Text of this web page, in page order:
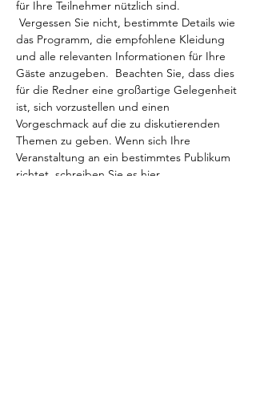
für Ihre Teilnehmer nützlich sind.
das Programm, die empfohlene Kleidung
und alle relevanten Informationen für Ihre
Gäste anzugeben.  Beachten Sie, dass dies
für die Redner eine großartige Gelegenheit
ist, sich vorzustellen und einen
Vorgeschmack auf die zu diskutierenden
Themen zu geben. Wenn sich Ihre
Veranstaltung an ein bestimmtes Publikum
richtet, schreiben Sie es hier.